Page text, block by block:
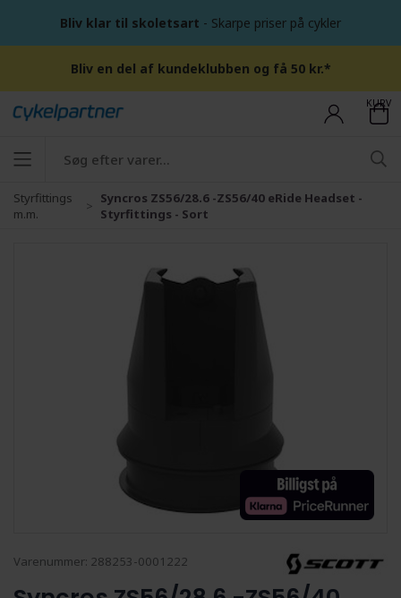
Bliv klar til skoletsart - Skarpe priser på cykler
Bliv en del af kundeklubben og få 50 kr.*
KURV
Styrfittings
m.m.
Syncros ZS56/28.6 -ZS56/40 eRide Headset -
Styrfittings - Sort
Varenummer: 288253-0001222